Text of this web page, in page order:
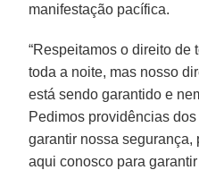
manifestação pacífica.
“Respeitamos o direito de
toda a noite, mas nosso
está sendo garantido e
Pedimos providências
garantir nossa
aqui conosco para